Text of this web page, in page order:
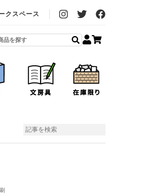
クスペース